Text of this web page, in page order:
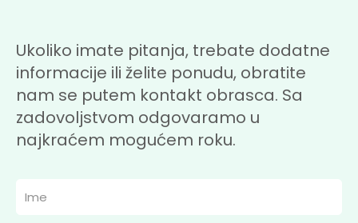
Ukoliko imate pitanja, trebate dodatne
informacije ili želite ponudu, obratite
nam se putem kontakt obrasca. Sa
zadovoljstvom odgovaramo u
najkraćem mogućem roku.